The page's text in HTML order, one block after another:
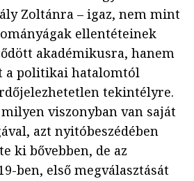
Zoltánra – igaz, nem mint
ellentéteinek
akadémikusra, hanem
a politikai hatalomtól
tekintélyre.
viszonyban van saját
azt nyitóbeszédében
ki bővebben, de az
ben, első megválasztását